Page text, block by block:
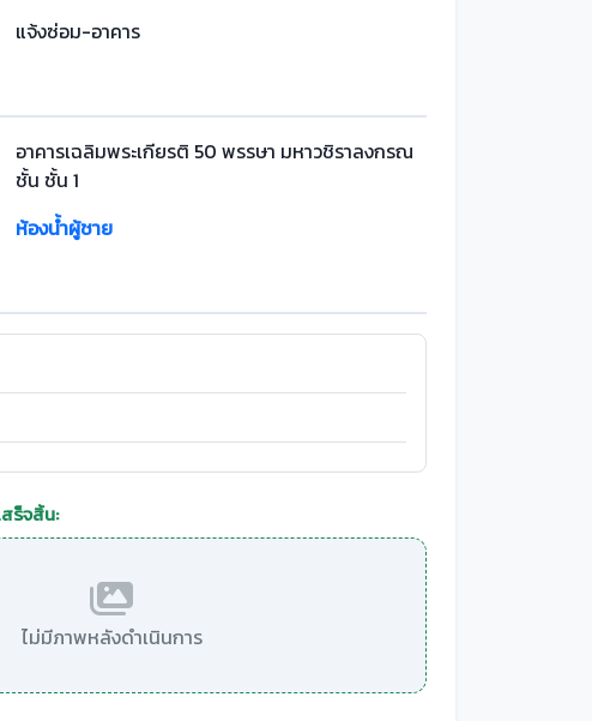
แจ้งซ่อม-อาคาร
อาคารเฉลิมพระเกียรติ 50 พรรษา มหาวชิราลงกรณ
ชั้น ชั้น 1
ห้องน้ำผู้ชาย
ร็จสิ้น:
ไม่มีภาพหลังดำเนินการ